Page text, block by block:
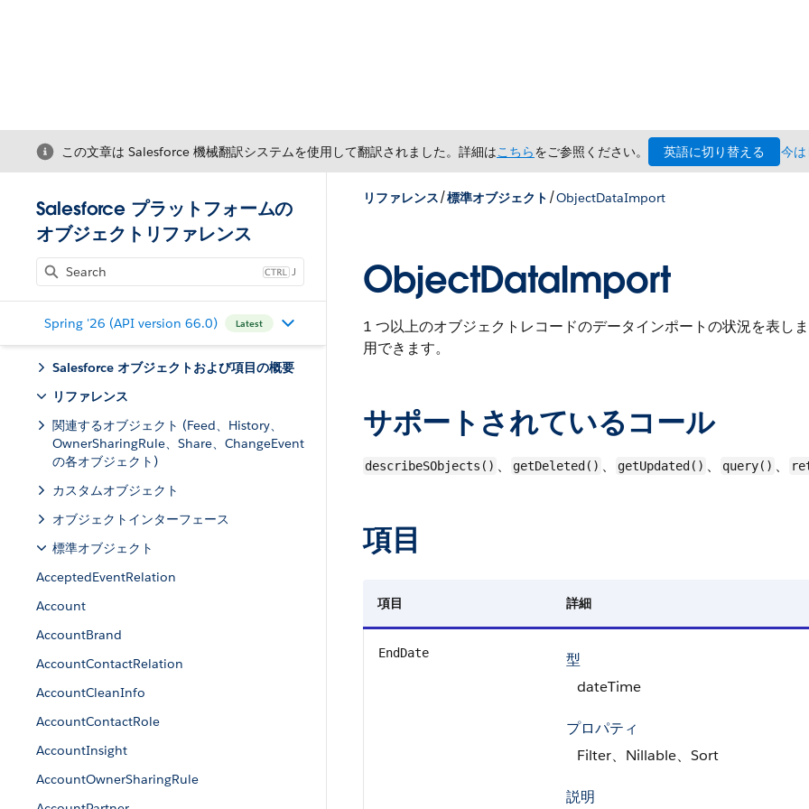
この文章は Salesforce 機械翻訳システムを使用して翻訳されました。詳細はこちらをご参照ください。 英語に切り替える 今は
Salesforce プラットフォームの
オブジェクトリファレンス
J
Spring '26 (API version 66.0) Latest
Salesforce オブジェクトおよび項目の概要
リファレンス
関連するオブジェクト (Feed、History、
OwnerSharingRule、Share、ChangeEvent
の各オブジェクト)
カスタムオブジェクト
オブジェクトインターフェース
標準オブジェクト
AcceptedEventRelation
Account
AccountBrand
AccountContactRelation
AccountCleanInfo
AccountContactRole
AccountInsight
AccountOwnerSharingRule
リファレンス/標準オブジェクト /ObjectDataImport
ObjectDataImport
1 つ以上のオブジェクトレコードのデータインポートの状況を表しま
用できます。
サポートされているコール
describeSObjects() 、 getDeleted() 、 getUpdated() 、 query() 、
項目
項目 詳細
EndDate
型
dateTime
プロパティ
Filter、Nillable、Sort
説明